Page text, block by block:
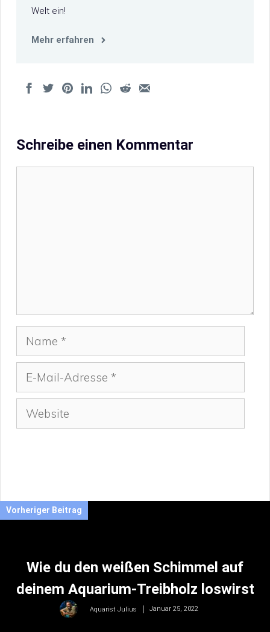
Welt ein!
Mehr erfahren
Schreibe einen Kommentar
Vorheriger Beitrag
Wie du den weißen Schimmel auf
deinem Aquarium-Treibholz loswirst
Aquarist Julius Januar 25, 2022